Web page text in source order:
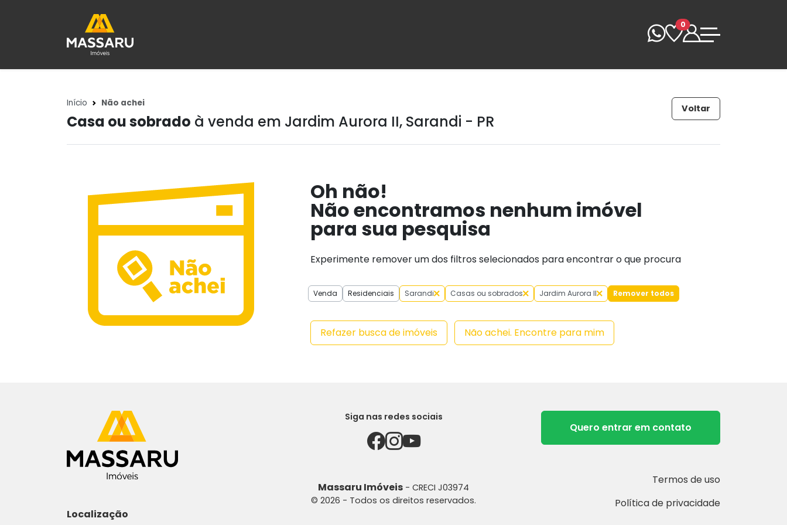
0
Início Não achei
Casa ou sobrado à venda em Jardim Aurora II, Sarandi - PR
Voltar
Venda Residenciais Sarandi Casas ou sobrados Jardim Aurora II Remover todos
Oh não!
Não encontramos nenhum imóvel
para sua pesquisa
Experimente remover um dos filtros selecionados para encontrar o que procura
Refazer busca de imóveis Não achei. Encontre para mim
Localização
Siga nas redes sociais
Massaru Imóveis - CRECI J03974
© 2026 - Todos os direitos reservados.
Quero entrar em contato
Termos de uso
Política de privacidade